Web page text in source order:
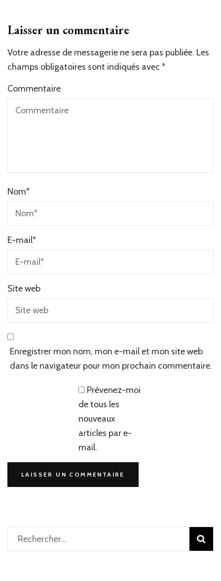
Laisser un commentaire
Votre adresse de messagerie ne sera pas publiée. Les
champs obligatoires sont indiqués avec *
Commentaire
Nom*
E-mail*
Site web
Enregistrer mon nom, mon e-mail et mon site web
dans le navigateur pour mon prochain commentaire.
Prévenez-moi
de tous les
nouveaux
articles par e-
mail.
Rechercher :